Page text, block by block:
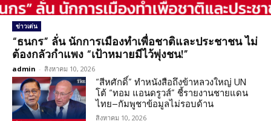
ข่าวเด่น
“ธนกร” ลั่น นักการเมืองทำเพื่อชาติและประชาชน ไม่
ต้องกลัวกำแพง “เป้าหมายมีไว้พุ่งชน!”
admin - สิงหาคม 10, 2026
“สีหศักดิ์” ทำหนังสือถึงข้าหลวงใหญ่ UN
โต้ “ทอม แอนดรูวส์” ชี้รายงานชายแดน
ไทย–กัมพูชาข้อมูลไม่รอบด้าน
สิงหาคม 10, 2026